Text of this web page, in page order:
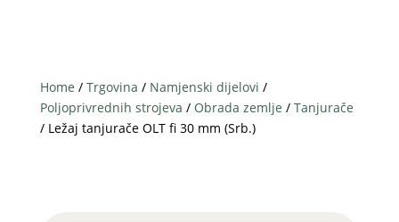
Home / Trgovina / Namjenski dijelovi /
Poljoprivrednih strojeva / Obrada zemlje / Tanjurače
/ Ležaj tanjurače OLT fi 30 mm (Srb.)